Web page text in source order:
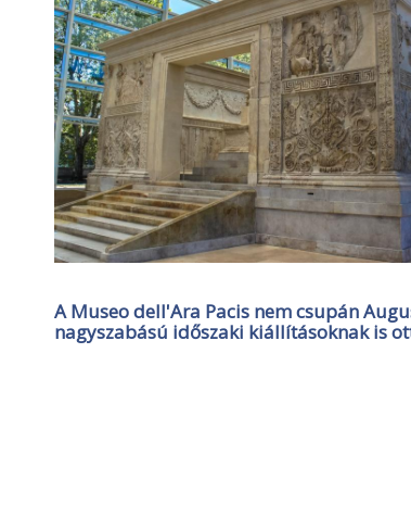
A Museo dell'Ara Pacis nem csupán
nagyszabású időszaki kiállításoknak is